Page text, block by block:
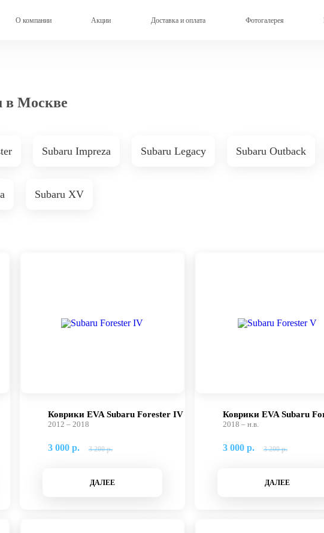
О компании Акции Доставка и оплата Фотогалерея
в Москве
Subaru Impreza Subaru Legacy Subaru Outback
Subaru XV
Коврики EVA Subaru Forester IV
2012 – 2018
3 000 р. 3 200 р.
ДАЛЕЕ
Коврики EVA Subaru
2018 – н.в.
3 000 р. 3 200 р.
ДАЛЕЕ